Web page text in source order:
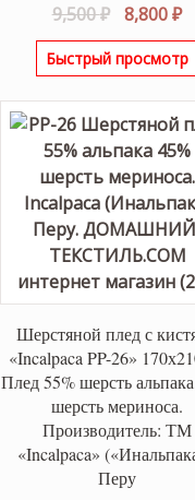
9,500₽
цена
составляла
8,800₽
Быстрый просмотр
Шерстяной плед с
«Incalpaca PP-26»
Плед 55% шерсть
шерсть мериноса.
Производитель: ТМ
«Incalpaca»
Перу